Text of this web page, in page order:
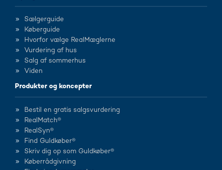
Sælgerguide
Køberguide
Hvorfor vælge RealMæglerne
Vurdering af hus
Salg af sommerhus
Viden
Produkter og koncepter
Bestil en gratis salgsvurdering
RealMatch®
RealSyn®
Find Guldkøber®
Skriv dig op som Guldkøber®
Køberrådgivning